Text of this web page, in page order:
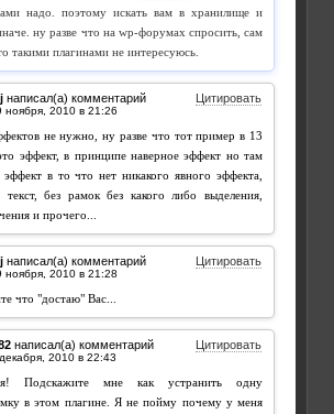
надо. поэтому искать вам в хранилище и
ну разве что на wp-форумах спросить, сам
такими плагинами не интересуюсь.
написал(а) комментарий Цитировать
не нужно, ну разве что тот пример в 13
эффект, в принципе наверное эффект но там
в то что нет никакого явного эффекта,
текст, без рамок без какого либо выделения,
и прочего...
написал(а) комментарий Цитировать
что "достаю" Вас...
написал(а) комментарий Цитировать
Подскажите мне как устранить одну
в этом плагине. Я не пойму почему у меня